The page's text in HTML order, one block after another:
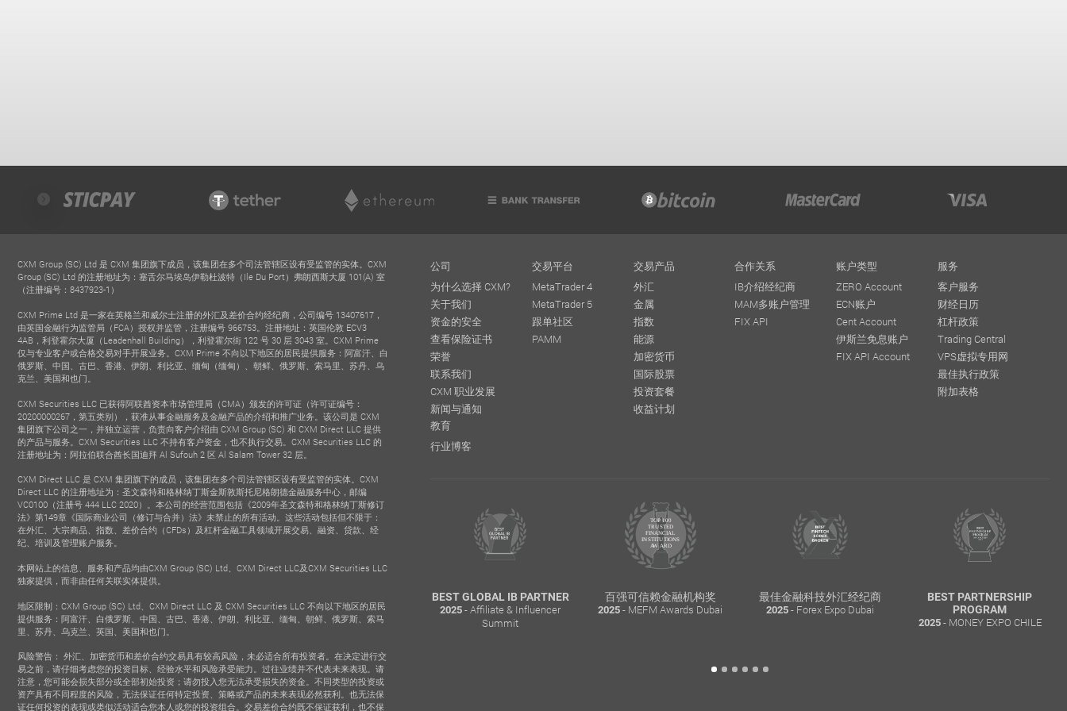
CXM Group (SC) Ltd 是 CXM 集团旗下成员，该集团在多个司法管辖区设有受监管的实体。CXM
Group (SC) Ltd 的注册地址为：塞舌尔马埃岛伊勒杜波特（Ile Du Port）弗朗西斯大厦 101(A) 室
（注册编号：8437923-1）
CXM Prime Ltd 是一家在英格兰和威尔士注册的外汇及差价合约经纪商，公司编号 13407617，
由英国金融行为监管局（FCA）授权并监管，注册编号 966753。注册地址：英国伦敦 ECV3
4AB，利登霍尔大厦（Leadenhall Building），利登霍尔街 122 号 30 层 3043 室。CXM Prime
仅与专业客户或合格交易对手开展业务。CXM Prime 不向以下地区的居民提供服务：阿富汗、白
俄罗斯、中国、古巴、香港、伊朗、利比亚、缅甸（缅甸）、朝鲜、俄罗斯、索马里、苏丹、乌
克兰、美国和也门。
CXM Securities LLC 已获得阿联酋资本市场管理局（CMA）颁发的许可证（许可证编号：
20200000267，第五类别），获准从事金融服务及金融产品的介绍和推广业务。该公司是 CXM
集团旗下公司之一，并独立运营，负责向客户介绍由 CXM Group (SC) 和 CXM Direct LLC 提供
的产品与服务。CXM Securities LLC 不持有客户资金，也不执行交易。CXM Securities LLC 的
注册地址为：阿拉伯联合酋长国迪拜 Al Sufouh 2 区 Al Salam Tower 32 层。
CXM Direct LLC 是 CXM 集团旗下的成员，该集团在多个司法管辖区设有受监管的实体。CXM
Direct LLC 的注册地址为：圣文森特和格林纳丁斯金斯敦斯托尼格朗德金融服务中心，邮编
VC0100（注册号 444 LLC 2020）。本公司的经营范围包括《2009年圣文森特和格林纳丁斯修订
法》第149章《国际商业公司（修订与合并）法》未禁止的所有活动。这些活动包括但不限于：
在外汇、大宗商品、指数、差价合约（CFDs）及杠杆金融工具领域开展交易、融资、贷款、经
纪、培训及管理账户服务。
本网站上的信息、服务和产品均由CXM Group (SC) Ltd、CXM Direct LLC及CXM Securities LLC
独家提供，而非由任何关联实体提供。
地区限制：CXM Group (SC) Ltd、CXM Direct LLC 及 CXM Securities LLC 不向以下地区的居民
提供服务：阿富汗、白俄罗斯、中国、古巴、香港、伊朗、利比亚、缅甸、朝鲜、俄罗斯、索马
里、苏丹、乌克兰、英国、美国和也门。
风险警告： 外汇、加密货币和差价合约交易具有较高风险，未必适合所有投资者。在决定进行交
易之前，请仔细考虑您的投资目标、经验水平和风险承受能力。过往业绩并不代表未来表现。请
注意，您可能会损失部分或全部初始投资；请勿投入您无法承受损失的资金。不同类型的投资或
资产具有不同程度的风险，无法保证任何特定投资、策略或产品的未来表现必然获利。也无法保
证任何投资的表现或类似活动适合您本人或您的投资组合。交易差价合约既不保证获利，也不保
公司
为什么选择 CXM?
关于我们
资金的安全
查看保险证书
荣誉
联系我们
CXM 职业发展
新闻与通知
交易平台
MetaTrader 4
MetaTrader 5
跟单社区
PAMM
交易产品
外汇
金属
指数
能源
加密货币
国际股票
投资套餐
收益计划
合作关系
IB介绍经纪商
MAM多账户管理
FIX API
账户类型
ZERO Account
ECN账户
Cent Account
伊斯兰免息账户
FIX API Account
服务
客户服务
财经日历
杠杆政策
Trading Central
VPS虚拟专用网
最佳执行政策
附加表格
教育
行业博客
Finance
BROKER
2019- Figure Finance
BROKER
2026- iFX Expo Dubai
BEST GLOBAL IB PARTNER
2025- Affiliate & Influencer
Summit
百强可信赖金融机构奖
2025- MEFM Awards Dubai
最佳金融科技外汇经纪商
2025- Forex Expo Dubai
BEST PARTNERSHIP
PROGRAM
2025- MONEY EXPO CHILE